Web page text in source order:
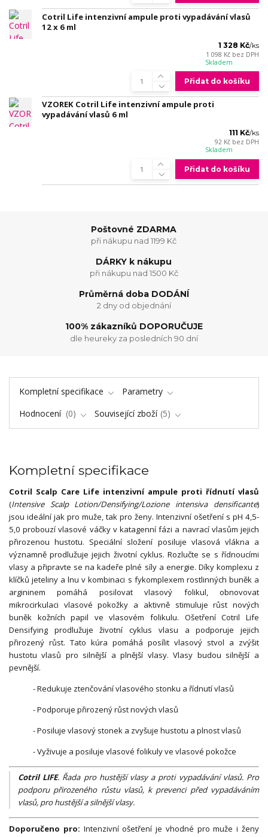
Cotril Life intenzivní ampule proti vypadávání vlasů
12 x 6 ml
1 328 Kč/ks
1 098 Kč bez DPH
Skladem
Přidat do košíku
VZOREK Cotril Life intenzivní ampule proti
vypadávání vlasů 6 ml
111 Kč/ks
92 Kč bez DPH
Skladem
Přidat do košíku
Poštovné ZDARMA
při nákupu nad 1199 Kč
DÁRKY k nákupu
při nákupu nad 1500 Kč
Průměrná doba DODÁNÍ
2 dny od objednání
100% zákazníků DOPORUČUJE
dle heureky za posledních 90 dní
Kompletní specifikace
Parametry
Hodnocení
0 Související zboží 5
Kompletní specifikace
Cotril Scalp Care Life intenzivní ampule proti řídnutí vlasů
(Intensive Scalp Lotion/Densifying/Lozione intensiva densificante)
jsou ideální jak pro muže, tak pro ženy. Intenzivní ošetření s pH 4,5-
5,0 probouzí vlasové váčky v katagenní fázi a navrací vlasům jejich
přirozenou hustotu. Speciální složení posiluje vlasová vlákna a
významně prodlužuje jejich životní cyklus. Rozlučte se s řídnoucími
vlasy a připravte se na kadeře plné síly a energie. Díky komplexu z
klíčků jeteliny a lnu v kombinaci s fykomplexem rostlinných buněk a
argininem pomáhá posilovat vlasový folikul, obnovovat
mikrocirkulaci vlasové pokožky a aktivně stimuluje růst nových
buněk kožních papil ve vlasovém folikulu. Ošetření Cotril Life
Densifying prodlužuje životní cyklus vlasu a podporuje jejich
přirozený růst. Tato kúra pomáhá posílit vlasový stvol a zvýšit
hustotu vlasů pro silnější a plnější vlasy. Vlasy budou silnější a
pevnější.
- Redukuje ztenčování vlasového stonku a řídnutí vlasů
- Podporuje přirozený růst nových vlasů
- Posiluje vlasový stonek a zvyšuje hustotu a plnost vlasů
- Vyživuje a posiluje vlasové folikuly ve vlasové pokožce
Cotril LIFE. Řada pro hustější vlasy a proti vypadávání vlasů. Pro
podporu přirozeného růstu vlasů, k prevenci před vypadáváním
vlasů, pro hustější a silnější vlasy.
Doporučeno pro: Intenzivní ošetření je vhodné pro muže i ženy